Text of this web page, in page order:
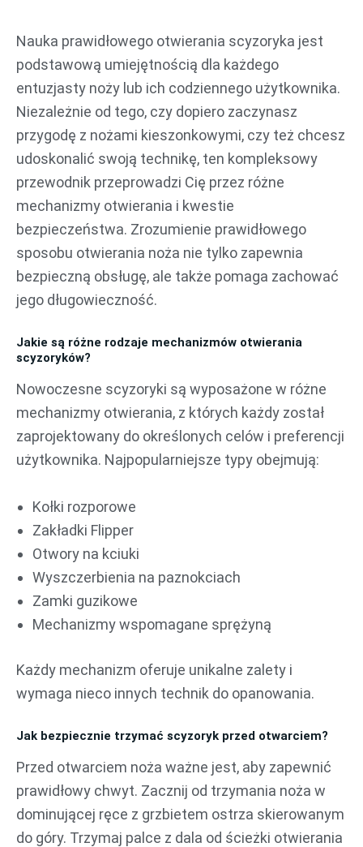
treści
Nauka prawidłowego otwierania scyzoryka jest
podstawową umiejętnością dla każdego
entuzjasty noży lub ich codziennego użytkownika.
Niezależnie od tego, czy dopiero zaczynasz
przygodę z nożami kieszonkowymi, czy też chcesz
udoskonalić swoją technikę, ten kompleksowy
przewodnik przeprowadzi Cię przez różne
mechanizmy otwierania i kwestie
bezpieczeństwa. Zrozumienie prawidłowego
sposobu otwierania noża nie tylko zapewnia
bezpieczną obsługę, ale także pomaga zachować
jego długowieczność.
Jakie są różne rodzaje mechanizmów otwierania
scyzoryków?
Nowoczesne scyzoryki są wyposażone w różne
mechanizmy otwierania, z których każdy został
zaprojektowany do określonych celów i preferencji
użytkownika. Najpopularniejsze typy obejmują:
Kołki rozporowe
Zakładki Flipper
Otwory na kciuki
Wyszczerbienia na paznokciach
Zamki guzikowe
Mechanizmy wspomagane sprężyną
Każdy mechanizm oferuje unikalne zalety i
wymaga nieco innych technik do opanowania.
Jak bezpiecznie trzymać scyzoryk przed otwarciem?
Przed otwarciem noża ważne jest, aby zapewnić
prawidłowy chwyt. Zacznij od trzymania noża w
dominującej ręce z grzbietem ostrza skierowanym
do góry. Trzymaj palce z dala od ścieżki otwierania